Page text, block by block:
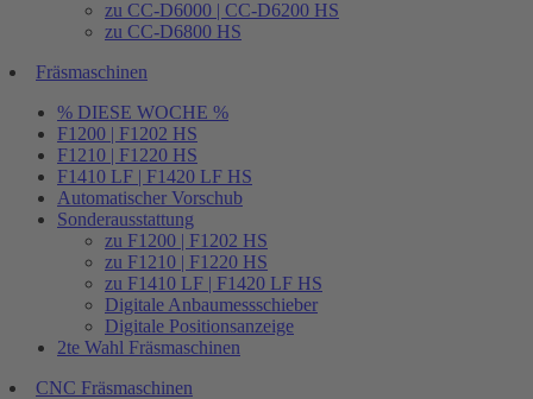
zu CC-D6000 | CC-D6200 HS
zu CC-D6800 HS
Fräsmaschinen
% DIESE WOCHE %
F1200 | F1202 HS
F1210 | F1220 HS
F1410 LF | F1420 LF HS
Automatischer Vorschub
Sonderausstattung
zu F1200 | F1202 HS
zu F1210 | F1220 HS
zu F1410 LF | F1420 LF HS
Digitale Anbaumessschieber
Digitale Positionsanzeige
2te Wahl Fräsmaschinen
CNC Fräsmaschinen